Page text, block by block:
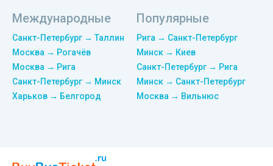
Международные
Санкт-Петербург → Таллин
Москва → Рогачёв
Москва → Рига
Санкт-Петербург → Минск
Харьков → Белгород
Популярные
Рига → Санкт-Петербург
Минск → Киев
Санкт-Петербург → Рига
Минск → Санкт-Петербург
Москва → Вильнюс